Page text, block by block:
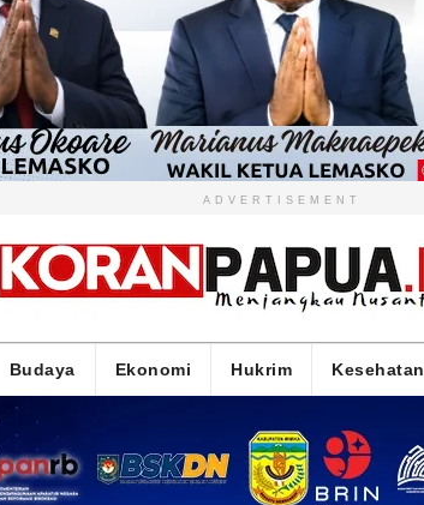
ADVERTISEMENT
Budaya Ekonomi Hukrim Kesehatan